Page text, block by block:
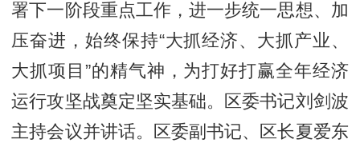
署下一阶段重点工作，进一步统一思想、加
压奋进，始终保持“大抓经济、大抓产业、
大抓项目”的精气神，为打好打赢全年经济
运行攻坚战奠定坚实基础。区委书记刘剑波
主持会议并讲话。区委副书记、区长夏爱东